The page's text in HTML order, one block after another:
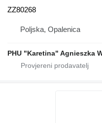
ZZ80268
Poljska, Opalenica
PHU "Karetina" Agnieszka